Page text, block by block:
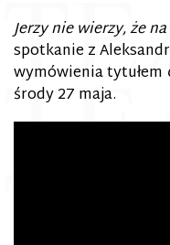
Jerzy nie wierzy, że
spotkanie z
wymówienia tytułem
środy 27 maja.